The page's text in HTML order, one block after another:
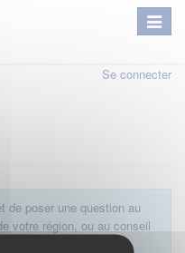
Se connecter
de poser une question au
votre région, ou au conseil